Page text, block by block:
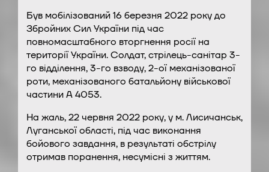
Був мобілізований 16 березня 2022 року до
Збройних Сил України під час
повномасштабного вторгнення росії на
території України. Солдат, стрілець-санітар 3-
го відділення, 3-го взводу, 2-ої механізованої
роти, механізованого батальйону військової
частини А 4053.
На жаль, 22 червня 2022 року, у м. Лисичанськ,
Луганської області, під час виконання
бойового завдання, в результаті обстрілу
отримав поранення, несумісні з життям.